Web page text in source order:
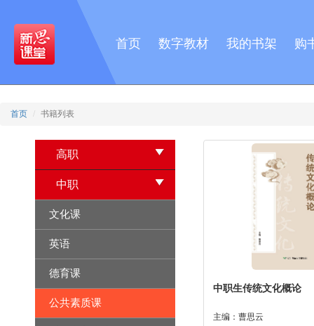
首页 数字教材 我的书架 购
首页 书籍列表
高职
中职
文化课
英语
德育课
公共素质课
中职生传统文化概论
主编：曹思云